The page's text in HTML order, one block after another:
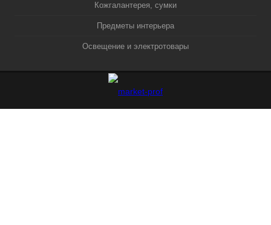
Кожгалантерея, сумки
Предметы интерьера
Освещение и электротовары